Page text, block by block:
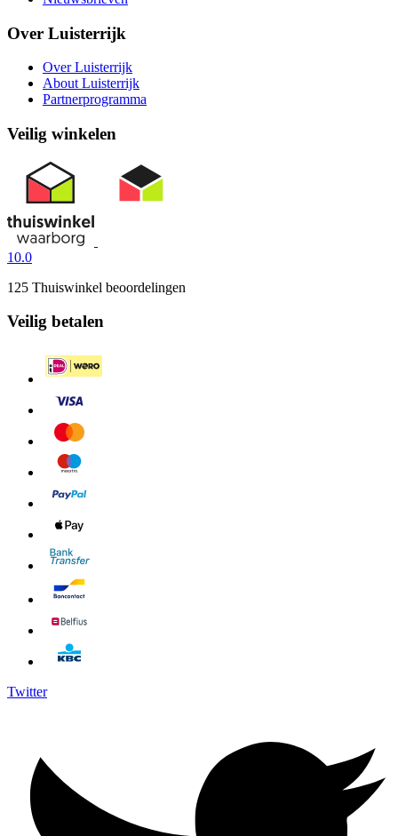
Over Luisterrijk
Over Luisterrijk
About Luisterrijk
Partnerprogramma
Veilig winkelen
10.0
125 Thuiswinkel beoordelingen
Veilig betalen
Twitter